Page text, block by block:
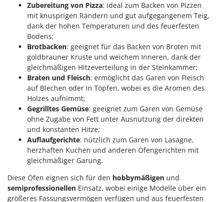
Zubereitung von Pizza: ideal zum Backen von Pizzen
mit knusprigen Rändern und gut aufgegangenem Teig,
dank der hohen Temperaturen und des feuerfesten
Bodens;
Brotbacken: geeignet für das Backen von Broten mit
goldbrauner Kruste und weichem Inneren, dank der
gleichmäßigen Hitzeverteilung in der Steinkammer;
Braten und Fleisch: ermöglicht das Garen von Fleisch
auf Blechen oder in Töpfen, wobei es die Aromen des
Holzes aufnimmt;
Gegrilltes Gemüse: geeignet zum Garen von Gemüse
ohne Zugabe von Fett unter Ausnutzung der direkten
und konstanten Hitze;
Auflaufgerichte: nützlich zum Garen von Lasagne,
herzhaften Kuchen und anderen Ofengerichten mit
gleichmäßiger Garung.
Diese Öfen eignen sich für den hobbymäßigen und
semiprofessionellen Einsatz, wobei einige Modelle über ein
größeres Fassungsvermögen verfügen und aus feuerfesten